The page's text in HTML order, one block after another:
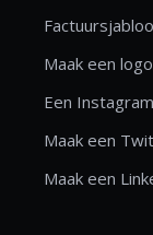
Maak een
Een
Maak een
Maak een